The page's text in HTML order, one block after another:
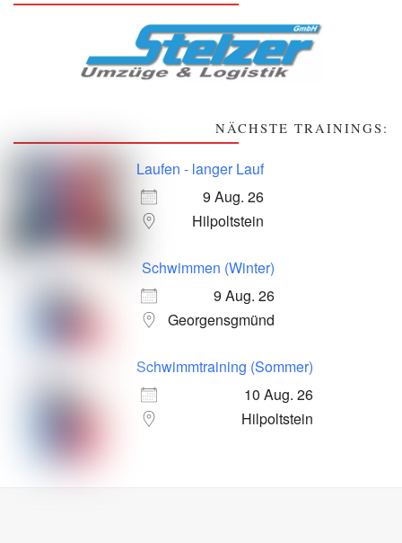
NÄCHSTE TRAININGS:
Laufen - langer Lauf
9 Aug. 26
Hilpoltstein
Schwimmen (Winter)
9 Aug. 26
Georgensgmünd
Schwimmtraining (Sommer)
10 Aug. 26
Hilpoltstein